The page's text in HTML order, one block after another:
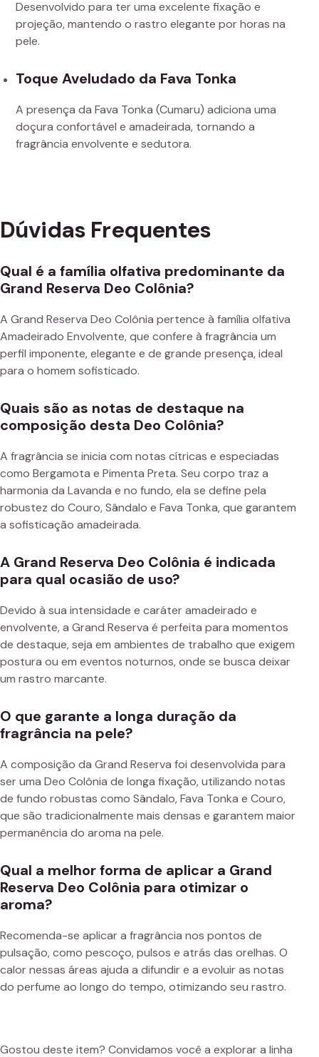
Desenvolvido para ter uma excelente fixação e
projeção, mantendo o rastro elegante por horas na
pele.
Toque Aveludado da Fava Tonka
A presença da Fava Tonka (Cumaru) adiciona uma
doçura confortável e amadeirada, tornando a
fragrância envolvente e sedutora.
Dúvidas Frequentes
Qual é a família olfativa predominante da
Grand Reserva Deo Colônia?
A Grand Reserva Deo Colônia pertence à família olfativa
Amadeirado Envolvente, que confere à fragrância um
perfil imponente, elegante e de grande presença, ideal
para o homem sofisticado.
Quais são as notas de destaque na
composição desta Deo Colônia?
A fragrância se inicia com notas cítricas e especiadas
como Bergamota e Pimenta Preta. Seu corpo traz a
harmonia da Lavanda e no fundo, ela se define pela
robustez do Couro, Sândalo e Fava Tonka, que garantem
a sofisticação amadeirada.
A Grand Reserva Deo Colônia é indicada
para qual ocasião de uso?
Devido à sua intensidade e caráter amadeirado e
envolvente, a Grand Reserva é perfeita para momentos
de destaque, seja em ambientes de trabalho que exigem
postura ou em eventos noturnos, onde se busca deixar
um rastro marcante.
O que garante a longa duração da
fragrância na pele?
A composição da Grand Reserva foi desenvolvida para
ser uma Deo Colônia de longa fixação, utilizando notas
de fundo robustas como Sândalo, Fava Tonka e Couro,
que são tradicionalmente mais densas e garantem maior
permanência do aroma na pele.
Qual a melhor forma de aplicar a Grand
Reserva Deo Colônia para otimizar o
aroma?
Recomenda-se aplicar a fragrância nos pontos de
pulsação, como pescoço, pulsos e atrás das orelhas. O
calor nessas áreas ajuda a difundir e a evoluir as notas
do perfume ao longo do tempo, otimizando seu rastro.
Gostou deste item? Convidamos você a explorar a linha